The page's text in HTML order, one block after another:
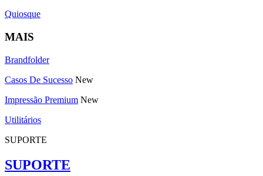
Quiosque
MAIS
Brandfolder
Casos De Sucesso New
Impressão Premium New
Utilitários
SUPORTE
SUPORTE